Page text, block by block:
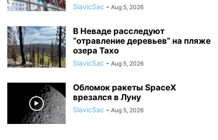
SlavicSac - Aug 5, 2026
В Неваде расследуют
“отравление деревьев” на пляже
озера Тахо
SlavicSac - Aug 5, 2026
Обломок ракеты SpaceX
врезался в Луну
SlavicSac - Aug 5, 2026